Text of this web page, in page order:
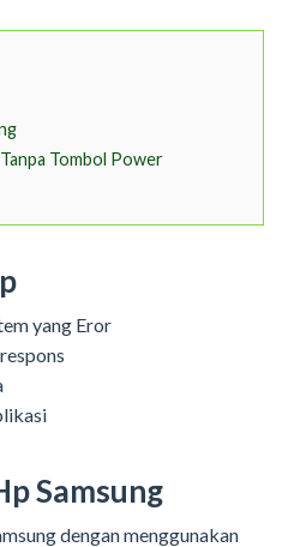
Tombol Power
yang Eror
Samsung
dengan menggunakan